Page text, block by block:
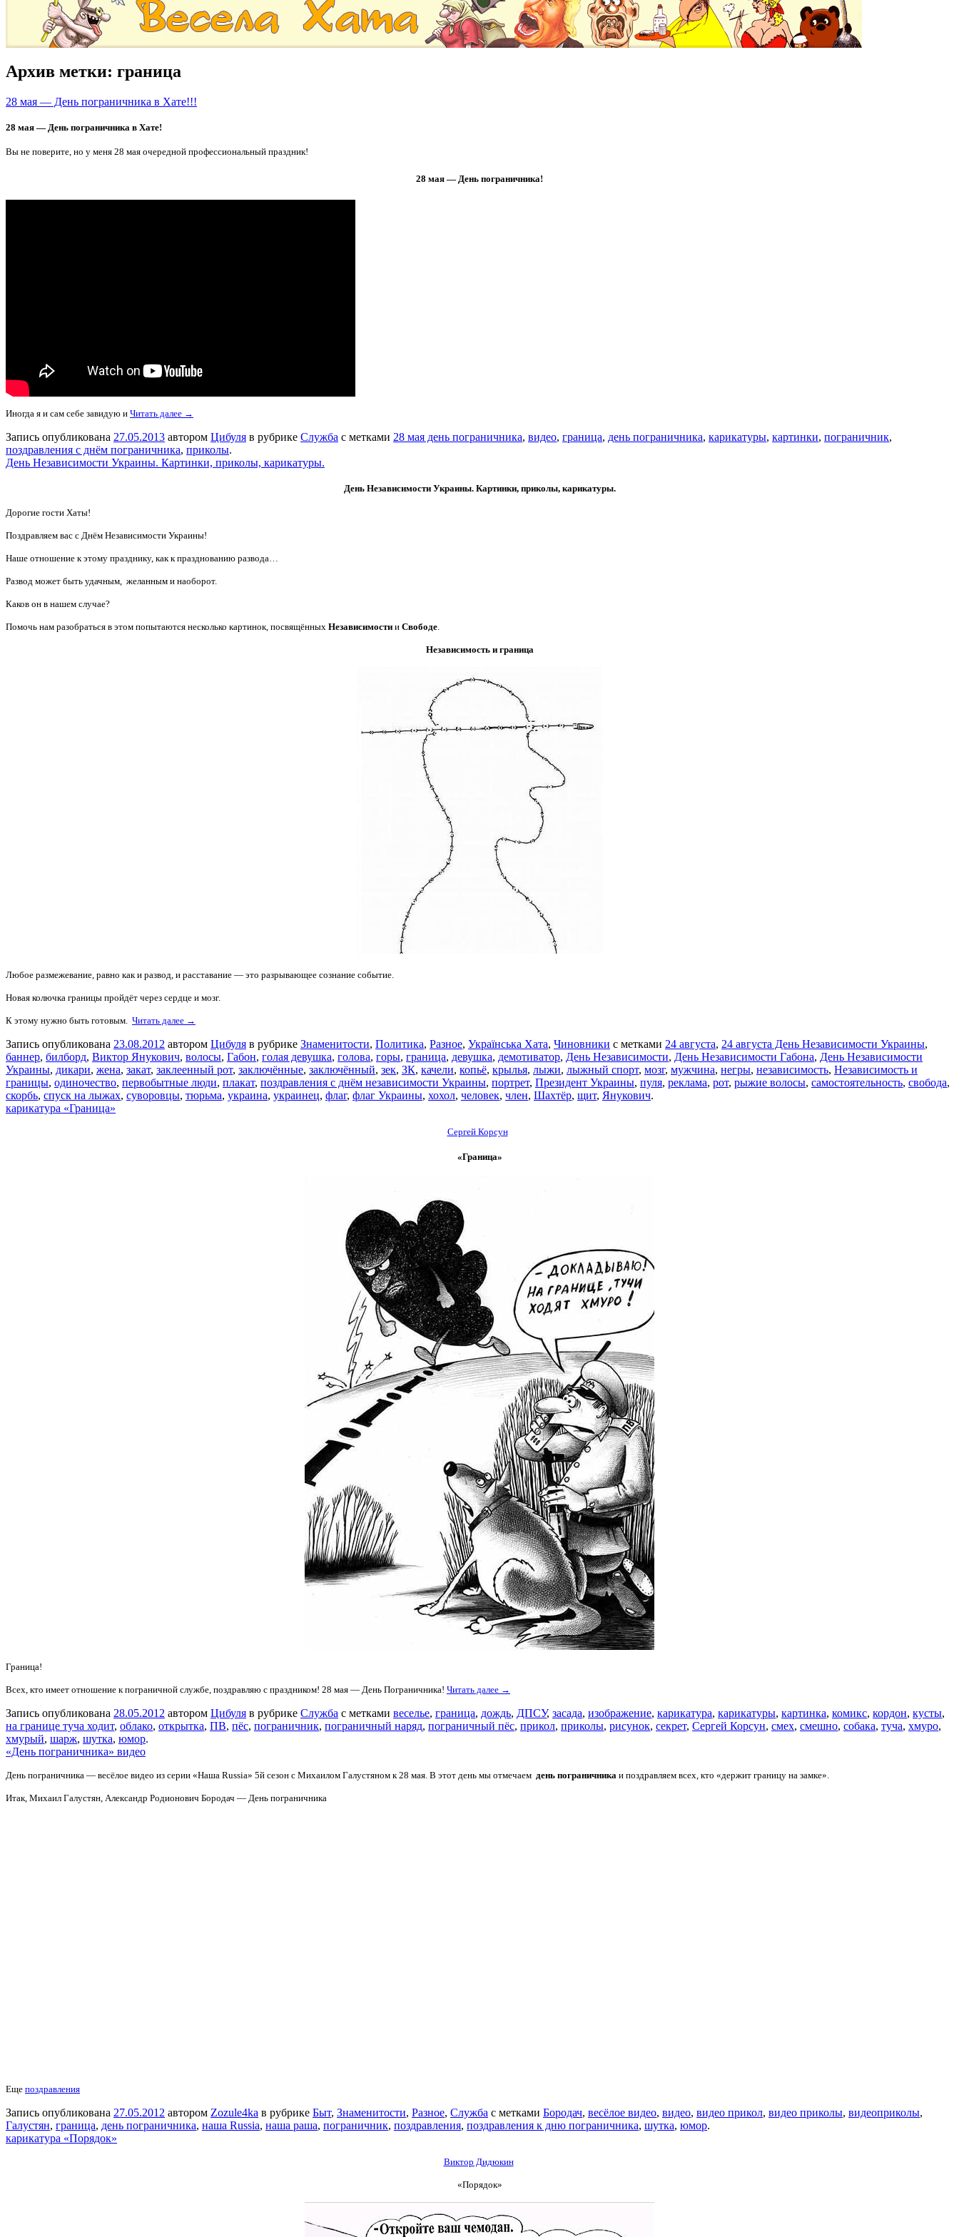
Архив метки: граница
28 мая — День пограничника в Хате!!!
28 мая — День пограничника в Хате!
Вы не поверите, но у меня 28 мая очередной профессиональный праздник!
28 мая — День пограничника!
Иногда я и сам себе завидую и Читать далее →
Запись опубликована 27.05.2013 автором Цибуля в рубрике Служба с метками 28 мая день пограничника, видео, граница, день пограничника, карикатуры, картинки, пограничник,
поздравления с днём пограничника, приколы.
День Независимости Украины. Картинки, приколы, карикатуры.
День Независимости Украины. Картинки, приколы, карикатуры.
Дорогие гости Хаты!
Поздравляем вас с Днём Независимости Украины!
Наше отношение к этому празднику, как к празднованию развода…
Развод может быть удачным, желанным и наоборот.
Каков он в нашем случае?
Помочь нам разобраться в этом попытаются несколько картинок, посвящённых Независимости и Свободе.
Независимость и граница
Любое размежевание, равно как и развод, и расставание — это разрывающее сознание событие.
Новая колючка границы пройдёт через сердце и мозг.
К этому нужно быть готовым. Читать далее →
Запись опубликована 23.08.2012 автором Цибуля в рубрике Знаменитости, Политика, Разное, Українська Хата, Чиновники с метками 24 августа, 24 августа День Независимости Украины,
баннер, билборд, Виктор Янукович, волосы, Габон, голая девушка, голова, горы, граница, девушка, демотиватор, День Независимости, День Независимости Габона, День Независимости
Украины, дикари, жена, закат, заклеенный рот, заключённые, заключённый, зек, ЗК, качели, копьё, крылья, лыжи, лыжный спорт, мозг, мужчина, негры, независимость, Независимость и
границы, одиночество, первобытные люди, плакат, поздравления с днём независимости Украины, портрет, Президент Украины, пуля, реклама, рот, рыжие волосы, самостоятельность, свобода,
скорбь, спуск на лыжах, суворовцы, тюрьма, украина, украинец, флаг, флаг Украины, хохол, человек, член, Шахтёр, щит, Янукович.
карикатура «Граница»
Сергей Корсун
«Граница»
Граница!
Всех, кто имеет отношение к пограничной службе, поздравляю с праздником! 28 мая — День Пограничника! Читать далее →
Запись опубликована 28.05.2012 автором Цибуля в рубрике Служба с метками веселье, граница, дождь, ДПСУ, засада, изображение, карикатура, карикатуры, картинка, комикс, кордон, кусты,
на границе туча ходит, облако, открытка, ПВ, пёс, пограничник, пограничный наряд, пограничный пёс, прикол, приколы, рисунок, секрет, Сергей Корсун, смех, смешно, собака, туча, хмуро,
хмурый, шарж, шутка, юмор.
«День пограничника» видео
День пограничника — весёлое видео из серии «Наша Russia» 5й сезон с Михаилом Галустяном к 28 мая. В этот день мы отмечаем день пограничника и поздравляем всех, кто «держит границу на замке».
Итак, Михаил Галустян, Александр Родионович Бородач — День пограничника
Еще поздравления
Запись опубликована 27.05.2012 автором Zozule4ka в рубрике Быт, Знаменитости, Разное, Служба с метками Бородач, весёлое видео, видео, видео прикол, видео приколы, видеоприколы,
Галустян, граница, день пограничника, наша Russia, наша раша, пограничник, поздравления, поздравления к дню пограничника, шутка, юмор.
карикатура «Порядок»
Виктор Дидюкин
«Порядок»